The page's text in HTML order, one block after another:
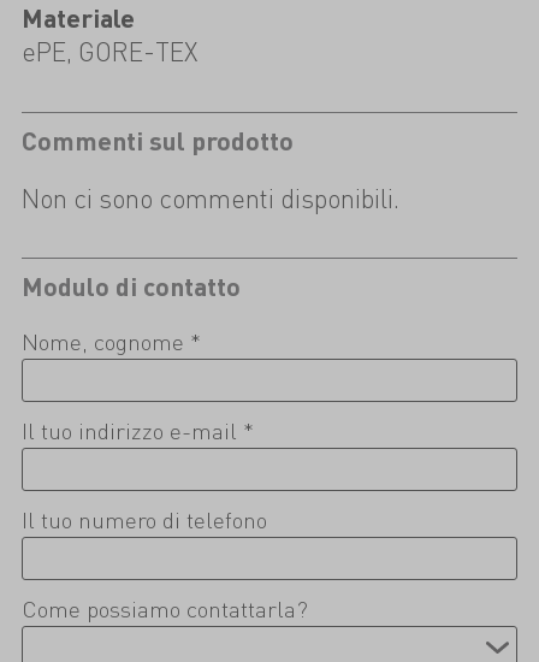
Materiale
ePE, GORE-TEX
Commenti sul prodotto
Non ci sono commenti disponibili.
Modulo di contatto
Nome, cognome *
Il tuo indirizzo e-mail *
Il tuo numero di telefono
Come possiamo contattarla?